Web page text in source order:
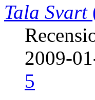
Tala Svart
2009-
5